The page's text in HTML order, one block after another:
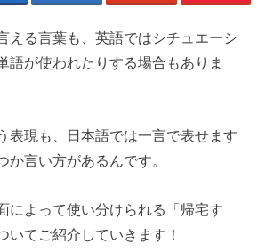
える言葉も、英語ではシチュエーシ
語が使われたりする場合もありま
表現も、日本語では一言で表せます
か言い方があるんです。
によって使い分けられる「帰宅す
いてご紹介していきます！